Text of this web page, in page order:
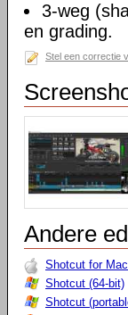
3-weg
en grading.
Stel een correctie
Andere
Shotcut for
Shotcut (64-bit)
Shotcut